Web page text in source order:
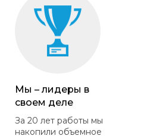
Мы – лидеры в
своем деле
За 20 лет работы мы
накопили объемное